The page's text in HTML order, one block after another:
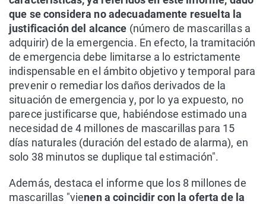
que se considera no adecuadamente resuelta la
justificación del alcance (número de mascarillas a
adquirir) de la emergencia. En efecto, la tramitación
de emergencia debe limitarse a lo estrictamente
indispensable en el ámbito objetivo y temporal para
prevenir o remediar los daños derivados de la
situación de emergencia y, por lo ya expuesto, no
parece justificarse que, habiéndose estimado una
necesidad de 4 millones de mascarillas para 15
días naturales (duración del estado de alarma), en
solo 38 minutos se duplique tal estimación".
Además, destaca el informe que los 8 millones de
mascarillas "vienen a coincidir con la oferta de la